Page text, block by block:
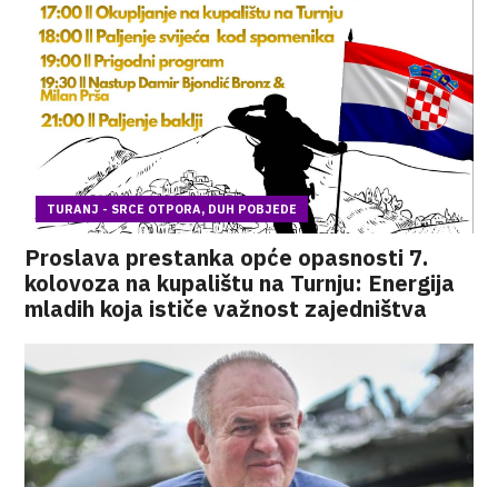
TURANJ - SRCE OTPORA, DUH POBJEDE
Proslava prestanka opće opasnosti 7.
kolovoza na kupalištu na Turnju: Energija
mladih koja ističe važnost zajedništva